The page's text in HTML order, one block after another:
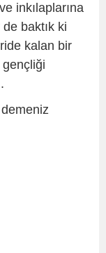
inkılaplarına
baktık ki
kalan bir